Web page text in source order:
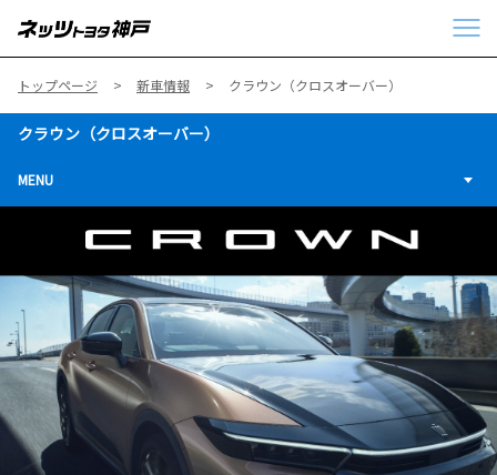
トップページ 新車情報 クラウン（クロスオーバー）
クラウン（クロスオーバー）
MENU